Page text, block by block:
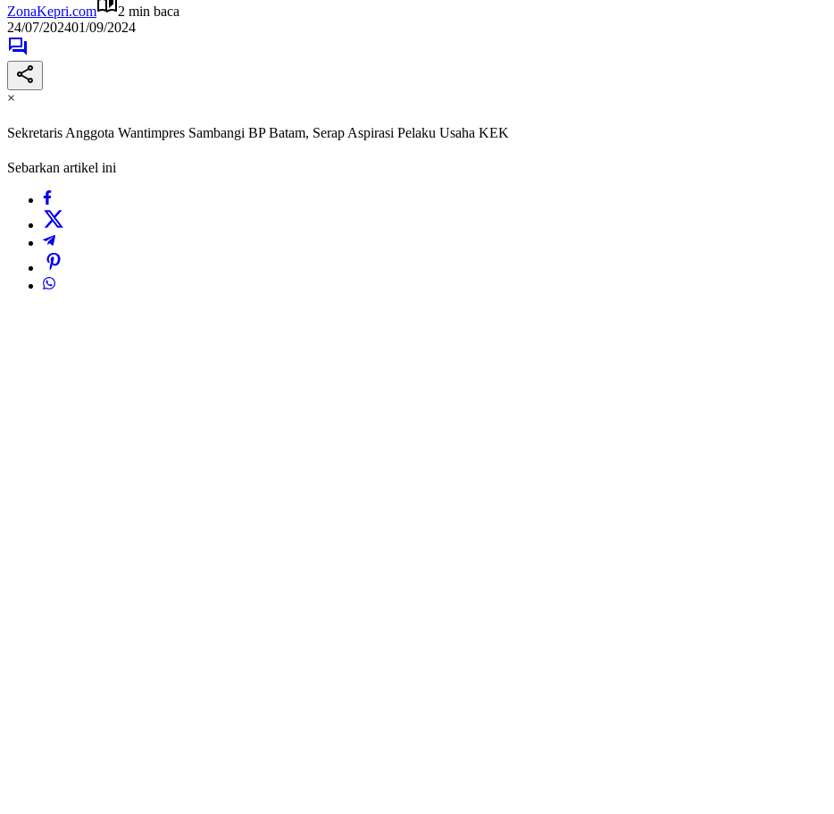
ZonaKepri.com
2 min baca
24/07/202401/09/2024
×
Sekretaris Anggota Wantimpres Sambangi BP Batam, Serap Aspirasi Pelaku Usaha KEK
Sebarkan artikel ini